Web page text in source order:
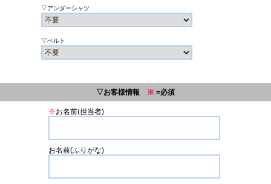
▽アンダーシャツ
▽ベルト
▽お客様情報 ※ =必須
※お名前(担当者)
お名前(ふりがな)